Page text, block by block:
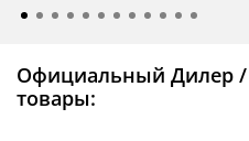
Официальный Дилер /
товары: